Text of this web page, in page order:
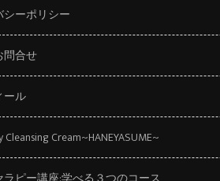
シーポリシー
問合せ
ール
Cleansing Cream~HANEYASUME~